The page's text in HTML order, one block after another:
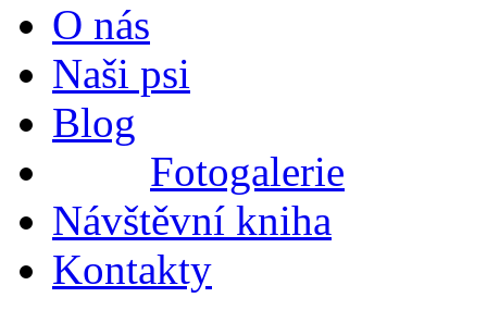
O nás
Naši psi
Blog
Fotogalerie
Návštěvní kniha
Kontakty